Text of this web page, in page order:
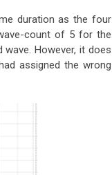
duration as the four
count of 5 for the
However, it does
assigned the wrong